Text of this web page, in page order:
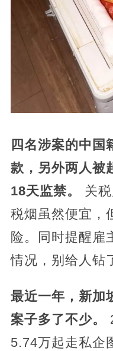
四名涉案的中国
款，另外两人被
18天监禁。
关
税烟虽然便宜，
险。同时提醒雇
情况，别给人钻
最近一年，新加
案子多了不少。
5.74万起走私企